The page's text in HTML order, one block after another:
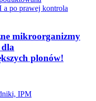
mikroorganizmy
plonów!